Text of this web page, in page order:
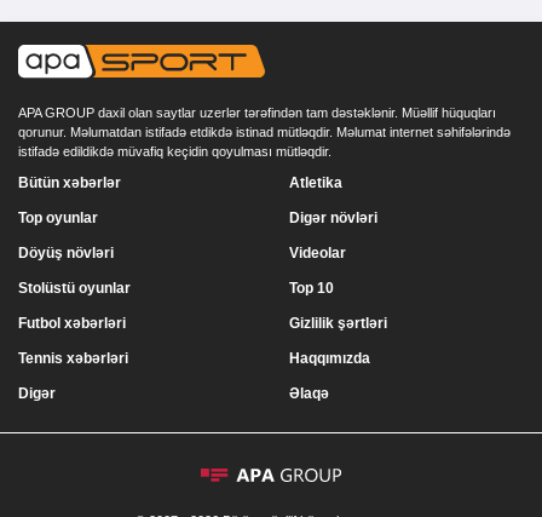
APA GROUP daxil olan saytlar uzerlər tərəfindən tam dəstəklənir. Müəllif hüquqları
qorunur. Məlumatdan istifadə etdikdə istinad mütləqdir. Məlumat internet səhifələrində
istifadə edildikdə müvafiq keçidin qoyulması mütləqdir.
Bütün xəbərlər
Top oyunlar
Döyüş növləri
Stolüstü oyunlar
Atletika
Digər növləri
Videolar
Top 10
Futbol xəbərləri
Tennis xəbərləri
Digər
Gizlilik şərtləri
Haqqımızda
Əlaqə